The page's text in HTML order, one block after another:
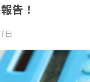
告！
日